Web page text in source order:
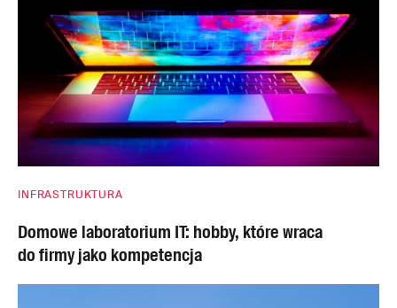
INFRASTRUKTURA
Domowe laboratorium IT: hobby, które wraca
do firmy jako kompetencja